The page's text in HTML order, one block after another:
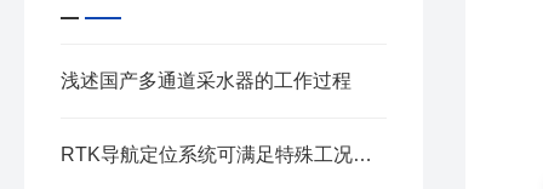
浅述国产多通道采水器的工作过程
RTK导航定位系统可满足特殊工况要求